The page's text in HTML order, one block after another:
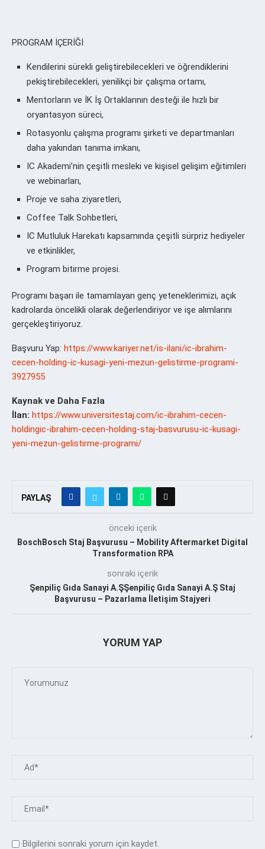
PROGRAM İÇERİĞİ
Kendilerini sürekli geliştirebilecekleri ve öğrendiklerini
pekiştirebilecekleri, yenilikçi bir çalışma ortamı,
Mentorların ve İK İş Ortaklarının desteği ile hızlı bir
oryantasyon süreci,
Rotasyonlu çalışma programı şirketi ve departmanları
daha yakından tanıma imkanı,
IC Akademi’nin çeşitli mesleki ve kişisel gelişim eğitimleri
ve webinarları,
Proje ve saha ziyaretleri,
Coffee Talk Sohbetleri,
IC Mutluluk Harekatı kapsamında çeşitli sürpriz hediyeler
ve etkinlikler,
Program bitirme projesi.
Programı başarı ile tamamlayan genç yeteneklerimizi, açık
kadrolarda öncelikli olarak değerlendiriyor ve işe alımlarını
gerçekleştiriyoruz.
Başvuru Yap: https://www.kariyer.net/is-ilani/ic-ibrahim-
cecen-holding-ic-kusagi-yeni-mezun-gelistirme-programi-
3927955
Kaynak ve Daha Fazla
İlan: https://www.universitestaj.com/ic-ibrahim-cecen-
holdingic-ibrahim-cecen-holding-staj-basvurusu-ic-kusagi-
yeni-mezun-gelistirme-programi/
PAYLAŞ
önceki içerik
BoschBosch Staj Başvurusu – Mobility Aftermarket Digital
Transformation RPA
sonraki içerik
Şenpiliç Gıda Sanayi A.ŞŞenpiliç Gıda Sanayi A.Ş Staj
Başvurusu – Pazarlama İletişim Stajyeri
YORUM YAP
Bilgilerini sonraki yorum için kaydet.